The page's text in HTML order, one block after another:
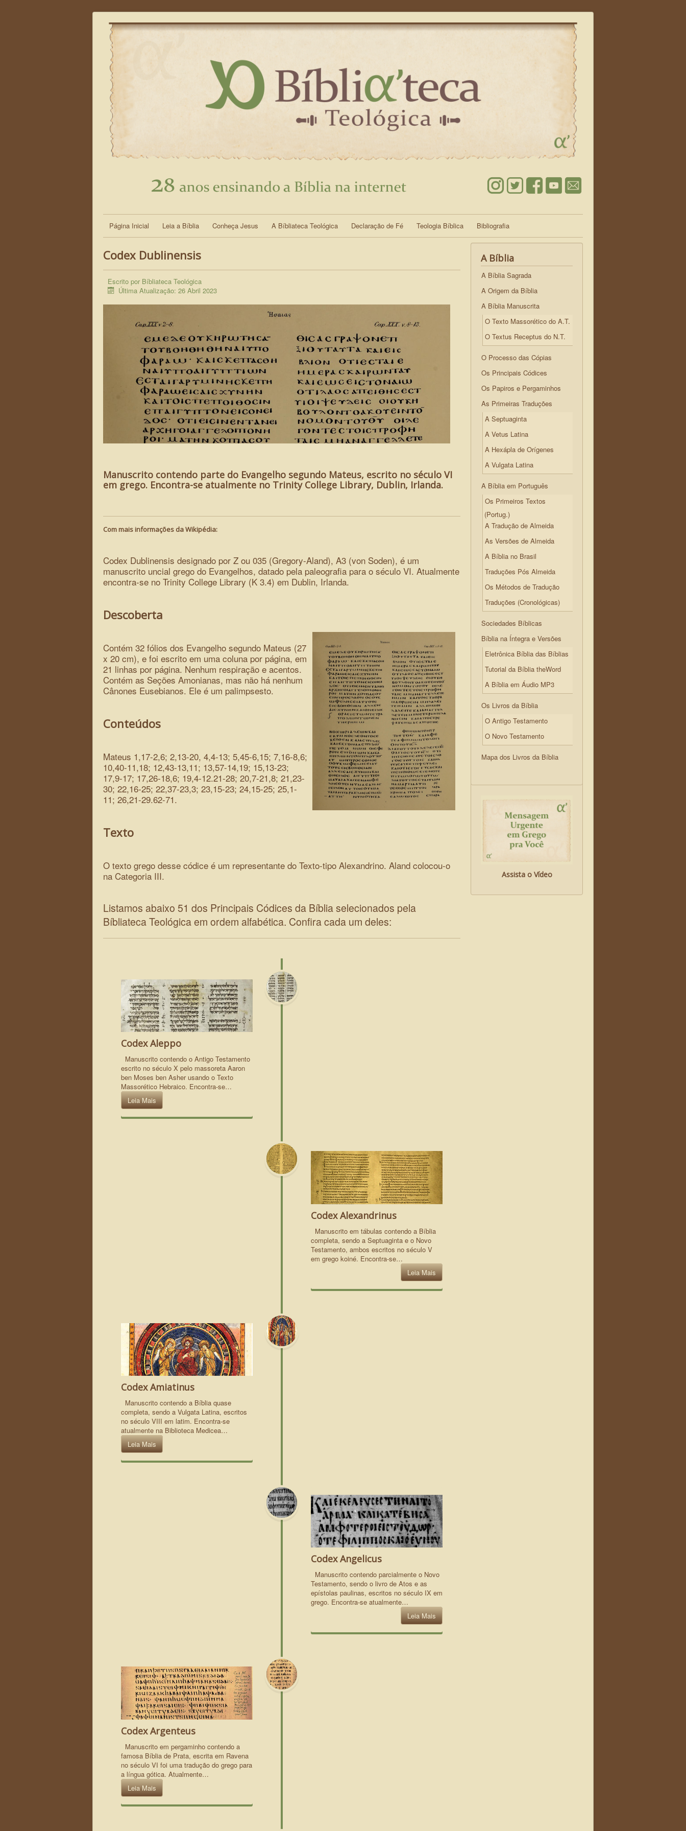
Página Inicial Leia a Bíblia Conheça Jesus A Bíbliateca Teológica Declaração de Fé Teologia Bíblica Bibliografia
Codex Dublinensis
Escrito por Bíbliateca Teológica
Última Atualização: 26 Abril 2023
Manuscrito contendo parte do Evangelho segundo Mateus, escrito no século VI
em grego. Encontra-se atualmente no Trinity College Library, Dublin, Irlanda.
Com mais informações da Wikipédia:
Codex Dublinensis designado por Z ou 035 (Gregory-Aland), A3 (von Soden), é um
manuscrito uncial grego do Evangelhos, datado pela paleografia para o século VI. Atualmente
encontra-se no Trinity College Library (K 3.4) em Dublin, Irlanda.
Descoberta
Contém 32 fólios dos Evangelho segundo Mateus (27
x 20 cm), e foi escrito em uma coluna por página, em
21 linhas por página. Nenhum respiração e acentos.
Contém as Seções Amonianas, mas não há nenhum
Cânones Eusebianos. Ele é um palimpsesto.
Conteúdos
Mateus 1,17-2,6; 2,13-20, 4,4-13; 5,45-6,15; 7,16-8,6;
10,40-11,18; 12,43-13,11; 13,57-14,19; 15,13-23;
17,9-17; 17,26-18,6; 19,4-12.21-28; 20,7-21,8; 21,23-
30; 22,16-25; 22,37-23,3; 23,15-23; 24,15-25; 25,1-
11; 26,21-29.62-71.
Texto
O texto grego desse códice é um representante do Texto-tipo Alexandrino. Aland colocou-o
na Categoria III.
Listamos abaixo 51 dos Principais Códices da Bíblia selecionados pela
Bíbliateca Teológica em ordem alfabética. Confira cada um deles:
Codex Aleppo
Manuscrito contendo o Antigo Testamento
escrito no século X pelo massoreta Aaron
ben Moses ben Asher usando o Texto
Massorético Hebraico. Encontra-se…
Leia Mais
Codex Alexandrinus
Manuscrito em tábulas contendo a Bíblia
completa, sendo a Septuaginta e o Novo
Testamento, ambos escritos no século V
em grego koiné. Encontra-se…
Leia Mais
Codex Amiatinus
Manuscrito contendo a Bíblia quase
completa, sendo a Vulgata Latina, escritos
no século VIII em latim. Encontra-se
atualmente na Biblioteca Medicea…
Leia Mais
Codex Angelicus
Manuscrito contendo parcialmente o Novo
Testamento, sendo o livro de Atos e as
epístolas paulinas, escritos no século IX em
grego. Encontra-se atualmente…
Leia Mais
Codex Argenteus
Manuscrito em pergaminho contendo a
famosa Bíblia de Prata, escrita em Ravena
no século VI foi uma tradução do grego para
a língua gótica. Atualmente…
Leia Mais
A Bíblia
A Bíblia Sagrada
A Origem da Bíblia
A Bíblia Manuscrita
O Texto Massorético do A.T.
O Textus Receptus do N.T.
O Processo das Cópias
Os Principais Códices
Os Papiros e Pergaminhos
As Primeiras Traduções
A Septuaginta
A Vetus Latina
A Hexápla de Orígenes
A Vulgata Latina
A Bíblia em Português
Os Primeiros Textos
(Portug.)
A Tradução de Almeida
As Versões de Almeida
A Bíblia no Brasil
Traduções Pós Almeida
Os Métodos de Tradução
Traduções (Cronológicas)
Sociedades Bíblicas
Bíblia na Íntegra e Versões
Eletrônica Bíblia das Bíblias
Tutorial da Bíblia theWord
A Bíblia em Áudio MP3
Os Livros da Bíblia
O Antigo Testamento
O Novo Testamento
Mapa dos Livros da Bíblia
Assista o Vídeo